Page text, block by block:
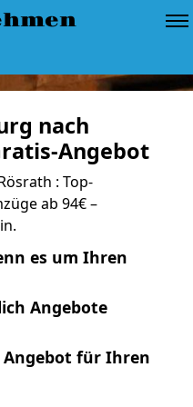
nach
Angebot
: Top-
ab 94€ –
es um Ihren
Angebote
Angebot für Ihren